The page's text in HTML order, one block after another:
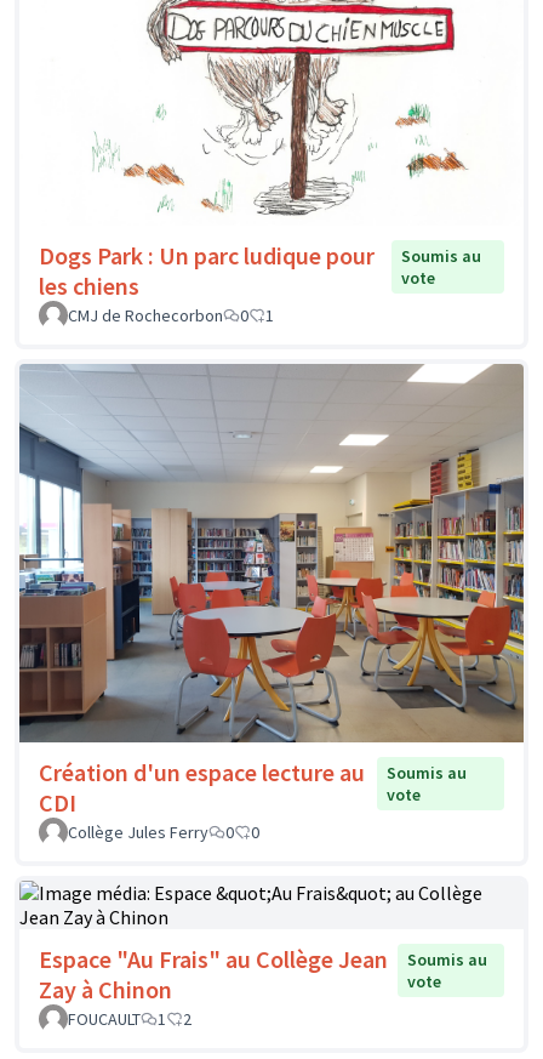
Dogs Park : Un parc ludique pour
les chiens
Soumis au
vote
CMJ de Rochecorbon
0 1
Création d'un espace lecture au
CDI
Soumis au
vote
Collège Jules Ferry
0 0
Espace "Au Frais" au Collège Jean
Zay à Chinon
Soumis au
vote
FOUCAULT
1 2